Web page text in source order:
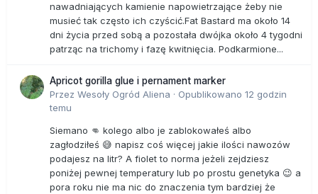
nawadniających kamienie napowietrzające żeby nie
musieć tak często ich czyścić.Fat Bastard ma około 14
dni życia przed sobą a pozostała dwójka około 4 tygodni
patrząc na trichomy i fazę kwitnięcia. Podkarmione...
Apricot gorilla glue i pernament marker
Przez Wesoły Ogród Aliena · Opublikowano 12 godzin
temu
Siemano 👊 kolego albo je zablokowałeś albo
zagłodziłeś 😅 napisz coś więcej jakie ilości nawozów
podajesz na litr? A fiolet to norma jeżeli zejdziesz
poniżej pewnej temperatury lub po prostu genetyka 😉 a
pora roku nie ma nic do znaczenia tym bardziej że